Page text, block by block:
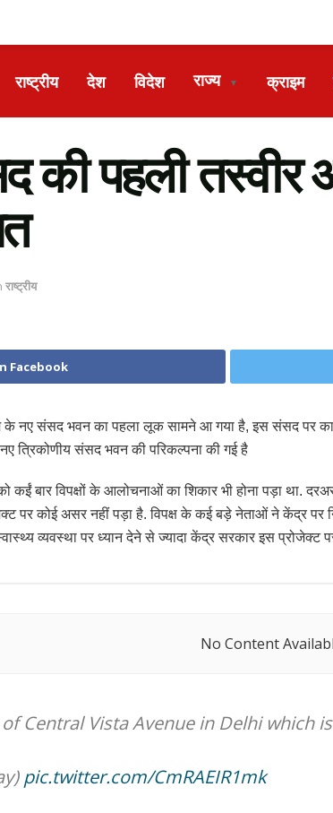
राष्ट्रीय देश विदेश राज्य ▼ क्राइम
पहली तस्वीर
राष्ट्रीय
Facebook
नए संसद भवन का पहला लूक सामने आ गया है, इस संसद पर
त्रिकोणीय संसद भवन की परिकल्पना की गई है
बार विपक्षों के आलोचनाओं का शिकार भी होना पड़ा था.
पर कोई असर नहीं पड़ा है. विपक्ष के कई बड़े नेताओं ने केंद्र पर
व्यवस्था पर ध्यान देने से ज्यादा केंद्र सरकार इस प्रोजेक्ट
No Content
Central Vista Avenue in Delhi which
pic.twitter.com/CmRAEIR1mk